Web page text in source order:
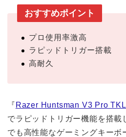
おすすめポイント
プロ使用率激高
ラピッドトリガー搭載
高耐久
『 Razer Huntsman V3 Pro TKL
でラピッドトリガー機能を搭載
でも高性能なゲーミングキーボ